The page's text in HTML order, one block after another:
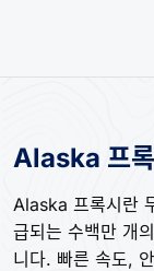
Alaska 프
Alaska 프록시란
급되는 수백만 개
니다. 빠른 속도,